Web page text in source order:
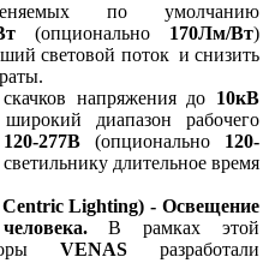
по умолчанию
(опционально 170Лм/Вт)
световой поток и снизить
напряжения до 10кВ
диапазон рабочего
120-277В (опционально 120-
светильнику длительное время
Lighting) - Освещение
человека.В рамках этой
VENAS разработали